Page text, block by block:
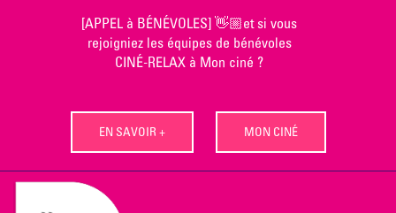
[APPEL à BÉNÉVOLES] 👋🏼et si vous
rejoigniez les équipes de bénévoles
CINÉ-RELAX à Mon ciné ?
EN SAVOIR + MON CINÉ